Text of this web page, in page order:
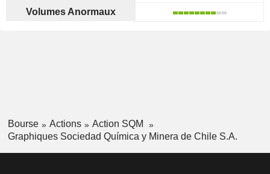
Volumes Anormaux
Bourse Actions
Action SQM
Graphiques Sociedad Química y Minera de Chile S.A.